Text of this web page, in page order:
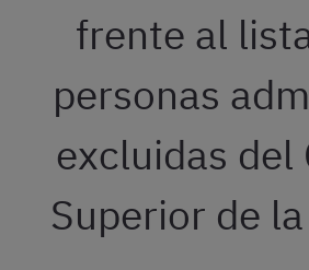
frente al
personas
excluidas del
Superior de